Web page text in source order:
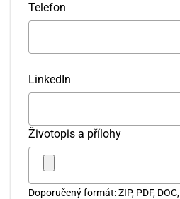
Telefon
LinkedIn
Životopis a přílohy
Doporučený formát: ZIP, PDF,